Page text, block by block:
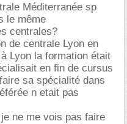
Méditerranée sp
le même
centrales?
de centrale Lyon en
Lyon la formation était
en fin de cursus
sa spécialité dans
n etait pas
ne me vois pas faire